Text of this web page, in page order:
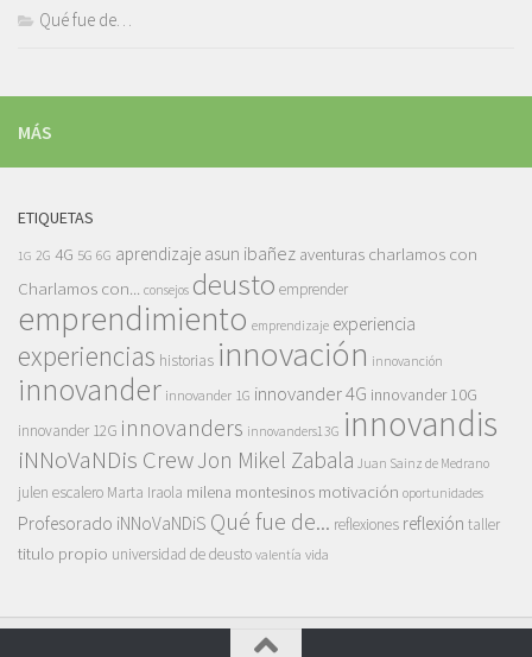
Qué fue de…
MÁS
ETIQUETAS
1G 2G 4G 5G 6G aprendizaje asun ibañez aventuras charlamos con
Charlamos con... consejos deusto emprender
emprendimiento emprendizaje experiencia
experiencias historias innovación innovanción
innovander innovander 1G innovander 4G innovander 10G
innovander 12G innovanders innovanders13G innovandis
iNNoVaNDis CrewJon Mikel Zabala Juan Sainz de Medrano
julen escalero Marta Iraola milena montesinos motivación oportunidades
Profesorado iNNoVaNDiS Qué fue de... reflexiones reflexión taller
titulo propio universidad de deusto valentía vida